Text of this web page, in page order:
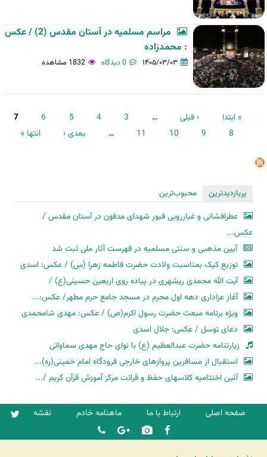
مراسم مسلمیه در آستان مقدس (2) / عکس
: محمدزاده
۱۴۰۵/۰۳/۰۳ 0 دیدگاه 1832 مشاهده
صفحه‌ها« ابتدا ‹ قبلی …
3
4
5
6
7
8
9
10
11
… بعدی › انتها »
پربازدیدترین
محبوب‌ترین
عطرافشانی و غبارروبی قبور شهدای مدفون در آستان مقدس /
عکس...
آیین مذهبی و سنتی مسلمیه در فهرست آثار ملی ثبت شد
توزیع کیک بمناسبت ولادت حضرت فاطمه زهرا (س) / عکس: اسدی
آیت الله محمدی ریشهری در پیاده روی اربعین حسینی(ع) /
آغاز عزاداری دهه اول محرم در مسجد جامع حرم مطهر/ عکس:...
ویژه برنامه مبعث حضرت رسول اکرم(ص) / عکس: مهدی شامحمدی
دعای توسل / عکس: جلال اسدی
زیارتنامه حضرت عبدالعظیم (ع) با نوای حاج مهدی سماواتی
استقبال از مسافرین پروازهای خارجی فرودگاه امام خمینی(ره)...
آئین اختتامیه کلاسهای حفظ و قرائت مرکز آموزش قرآن کریم /...
صفحه اصلی ارتباط با ما ماهنامه خادم نقشه